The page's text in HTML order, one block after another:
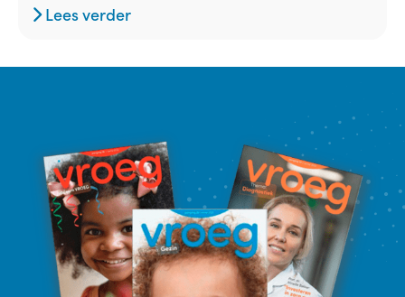
Lees verder